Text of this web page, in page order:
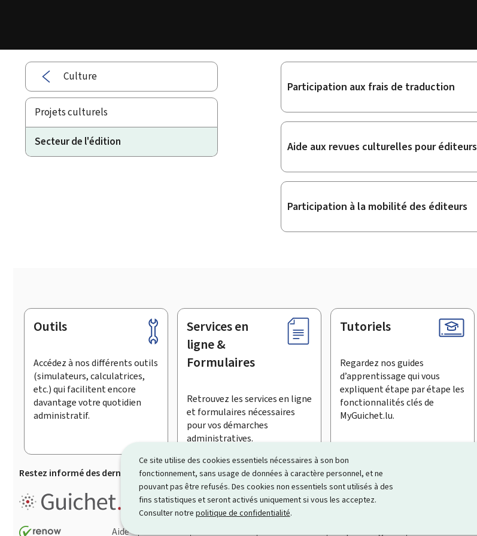
Ce site utilise des cookies essentiels nécessaires à son bon
fonctionnement, sans usage de données à caractère personnel, et ne
pouvant pas être refusés. Des cookies non essentiels sont utilisés à des
fins statistiques et seront activés uniquement si vous les acceptez.
Consulter notre politique de confidentialité.
Culture
Projets culturels
Secteur de l'édition
Sous-
rubriques
Participation aux frais de traduction
Aide aux revues culturelles pour éditeurs
Participation à la mobilité des éditeurs
Pied
page
Outils
Accédez à nos différents outils
(simulateurs, calculatrices,
etc.) qui facilitent encore
davantage votre quotidien
administratif.
Services en
ligne &
Formulaires
Retrouvez les services en ligne
et formulaires nécessaires
pour vos démarches
administratives.
Tutoriels
Regardez nos guides
d’apprentissage qui vous
expliquent étape par étape les
fonctionnalités clés de
MyGuichet.lu.
Restez informé des dernières actualités de Guichet.lu S’inscrire à la newsletter
Guichet.lu est un ensemble de pages Internet qui vous aide à
démarches administratives.
Aide